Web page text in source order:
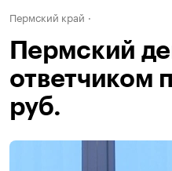
Пермский край
Пермский
ответчиком
руб.